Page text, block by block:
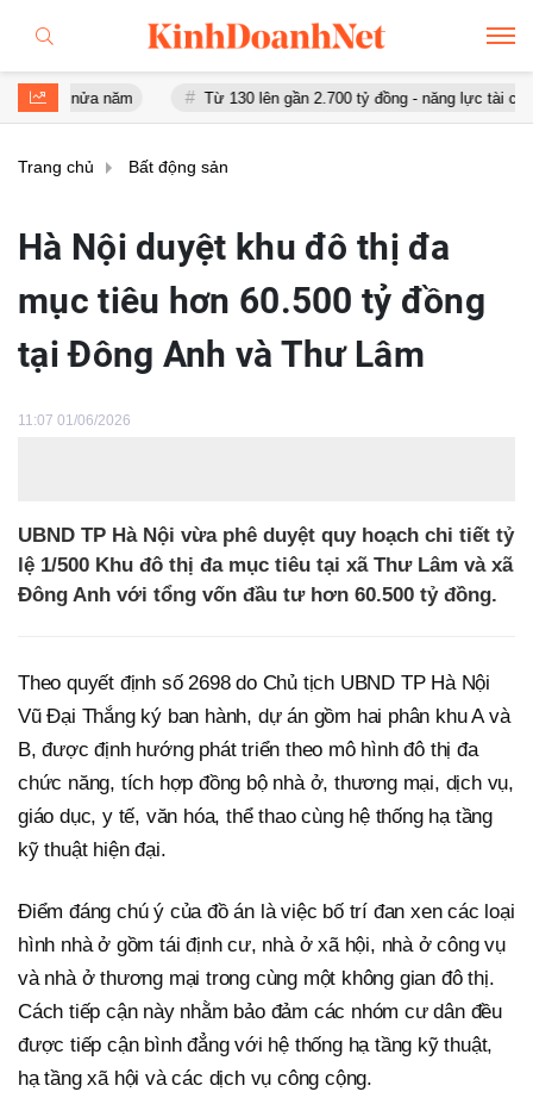
năm Từ 130 lên gần 2.700 tỷ đồng - năng lực tài chính của
Trang chủ Bất động sản
Hà Nội duyệt khu đô thị đa
mục tiêu hơn 60.500 tỷ đồng
tại Đông Anh và Thư Lâm
11:07 01/06/2026
UBND TP Hà Nội vừa phê duyệt quy hoạch chi tiết tỷ
lệ 1/500 Khu đô thị đa mục tiêu tại xã Thư Lâm và xã
Đông Anh với tổng vốn đầu tư hơn 60.500 tỷ đồng.
Theo quyết định số 2698 do Chủ tịch UBND TP Hà Nội
Vũ Đại Thắng ký ban hành, dự án gồm hai phân khu A và
B, được định hướng phát triển theo mô hình đô thị đa
chức năng, tích hợp đồng bộ nhà ở, thương mại, dịch vụ,
giáo dục, y tế, văn hóa, thể thao cùng hệ thống hạ tầng
kỹ thuật hiện đại.
Điểm đáng chú ý của đồ án là việc bố trí đan xen các loại
hình nhà ở gồm tái định cư, nhà ở xã hội, nhà ở công vụ
và nhà ở thương mại trong cùng một không gian đô thị.
Cách tiếp cận này nhằm bảo đảm các nhóm cư dân đều
được tiếp cận bình đẳng với hệ thống hạ tầng kỹ thuật,
hạ tầng xã hội và các dịch vụ công cộng.